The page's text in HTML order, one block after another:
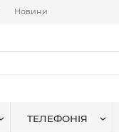
Новини
ТЕЛЕФОНІЯ